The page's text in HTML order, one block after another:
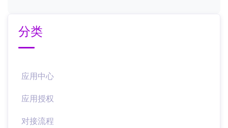
分类
应用中心
应用授权
对接流程